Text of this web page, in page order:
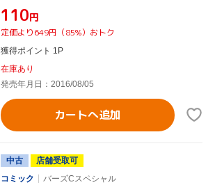
¥110円
定価より649円（85%）おトク
獲得ポイント 1P
在庫あり
発売年月日：2016/08/05
カートへ追加
中古
店舗受取可
コミック
バーズCスペシャル